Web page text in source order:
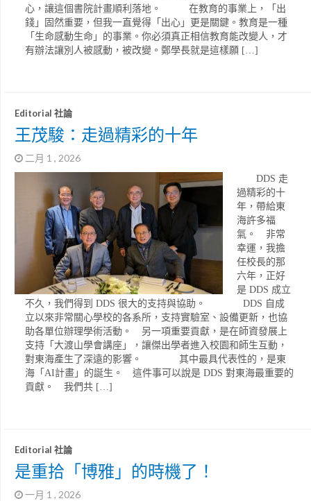
心，讓這個書院計畫順利落地。 在教育的事業上，「出
錢」固然重要，但我一直覺得「出心」更是關鍵。教育是一種
「生命感動生命」的事業。你必須真正相信教育能改變人，才
有辦法讓別人被感動，被改變。鄭學長就是這樣願 […]
Editorial 社論
王茂駿：走過精彩的十年
二月 1 , 2026
DDS 走
過精彩的十
年，帶給東
海許多福
氣。 非常
幸運，我擔
任校長的那
六年，正好
是 DDS 成立
不久，我們得到 DDS 很大的支持與協助。 DDS 自成
立以來非常關心學校的各系所，支持實驗室、設備更新，也協
助各單位辦理學術活動。 另一項重要貢獻，是在師資發展上
支持「大渡山學會講座」，讓傑出學者進入校園和師生互動，
對東海產生了深遠的影響。 其中最具代表性的，是東
海「AI計畫」的誕生。 這件事可以說是 DDS 對東海最重要的
貢獻。 我們共 […]
Editorial 社論
是重拾「博雅」的時機了！
一月 1 , 2026